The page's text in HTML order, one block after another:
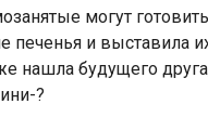
могут
и выставила
нашла будущего
?